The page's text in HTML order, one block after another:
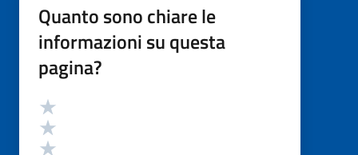
Quanto sono chiare le
informazioni su questa
pagina?
Valutazione